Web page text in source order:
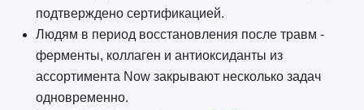
подтверждено сертификацией.
Людям в период восстановления после травм -
ферменты, коллаген и антиоксиданты из
ассортимента Now закрывают несколько задач
одновременно.